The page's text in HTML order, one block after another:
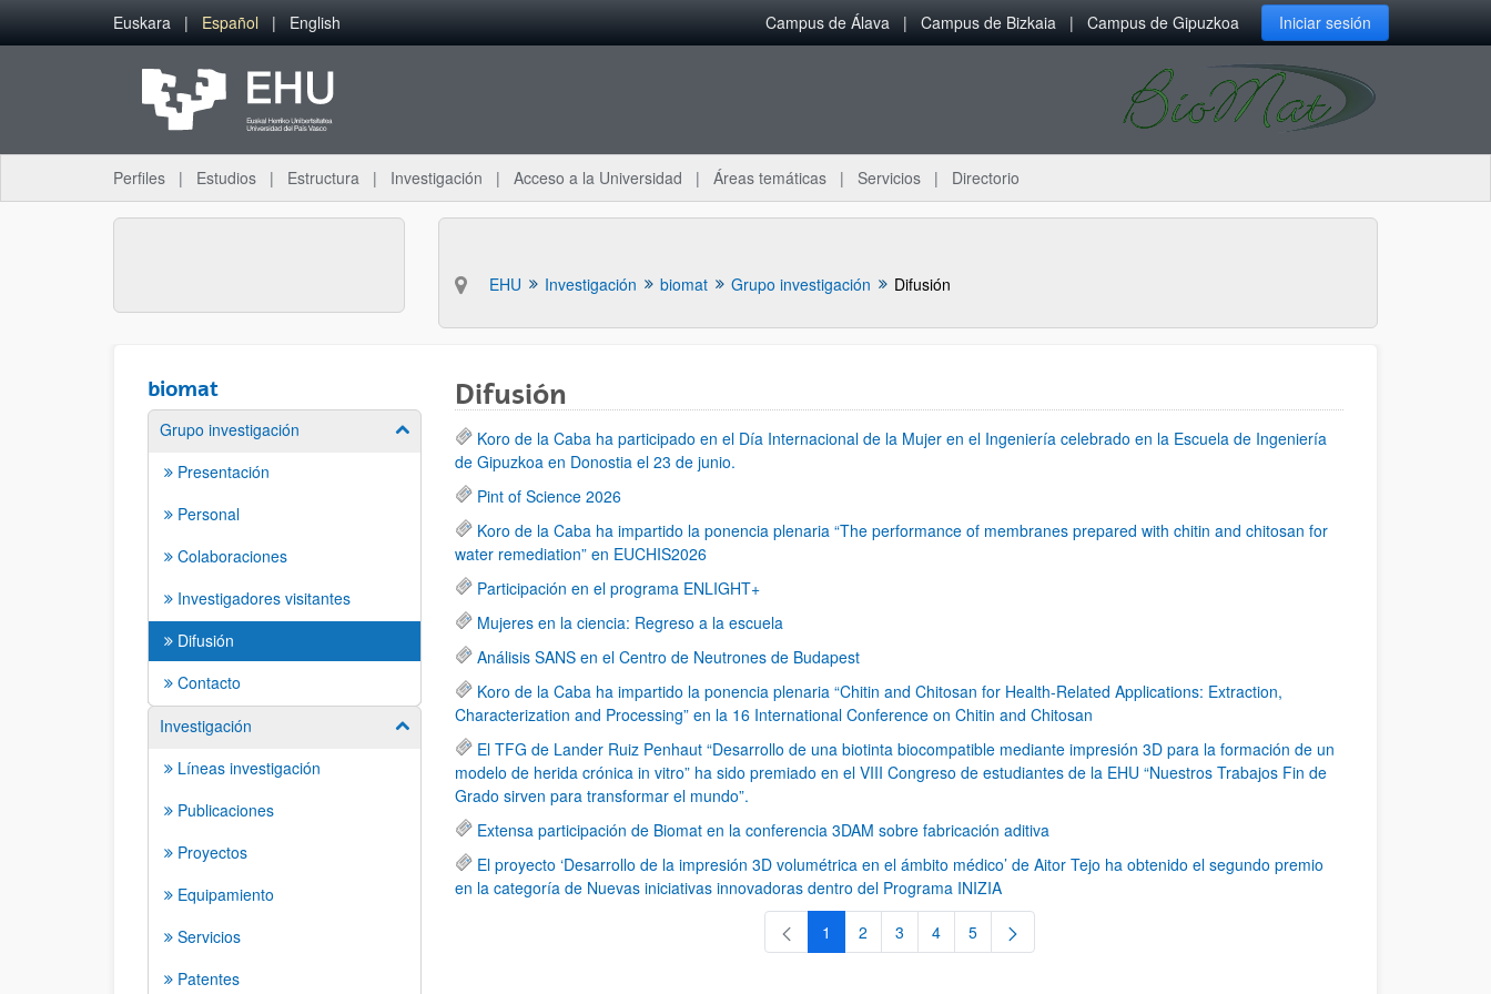
Saltar al contenido principal
Euskara Español English Campus de Álava Campus de Bizkaia Campus de Gipuzkoa Iniciar sesión
Perfiles Estudios Estructura Investigación Acceso a la Universidad Áreas temáticas Servicios Directorio
EHU Investigación biomat Grupo investigación Difusión
biomat
Grupo investigación Mostrar/ocultar subpáginas
Presentación
Personal
Colaboraciones
Investigadores visitantes
Difusión
Contacto
Investigación
Mostrar/ocultar subpáginas
Líneas investigación
Publicaciones
Proyectos
Equipamiento
Servicios
Patentes
Difusión
Koro de la Caba ha participado en el Día Internacional de la Mujer en el Ingeniería celebrado en la Escuela de Ingeniería
de Gipuzkoa en Donostia el 23 de junio.
Pint of Science 2026
Koro de la Caba ha impartido la ponencia plenaria “The performance of membranes prepared with chitin and chitosan for
water remediation” en EUCHIS2026
Participación en el programa ENLIGHT+
Mujeres en la ciencia: Regreso a la escuela
Análisis SANS en el Centro de Neutrones de Budapest
Koro de la Caba ha impartido la ponencia plenaria “Chitin and Chitosan for Health-Related Applications: Extraction,
Characterization and Processing” en la 16 International Conference on Chitin and Chitosan
El TFG de Lander Ruiz Penhaut “Desarrollo de una biotinta biocompatible mediante impresión 3D para la formación de un
modelo de herida crónica in vitro” ha sido premiado en el VIII Congreso de estudiantes de la EHU “Nuestros Trabajos Fin de
Grado sirven para transformar el mundo”.
Extensa participación de Biomat en la conferencia 3DAM sobre fabricación aditiva
El proyecto ‘Desarrollo de la impresión 3D volumétrica en el ámbito médico’ de Aitor Tejo ha obtenido el segundo premio
en la categoría de Nuevas iniciativas innovadoras dentro del Programa INIZIA
Página
1 Página
2 Página
3 Página
4 Página
5